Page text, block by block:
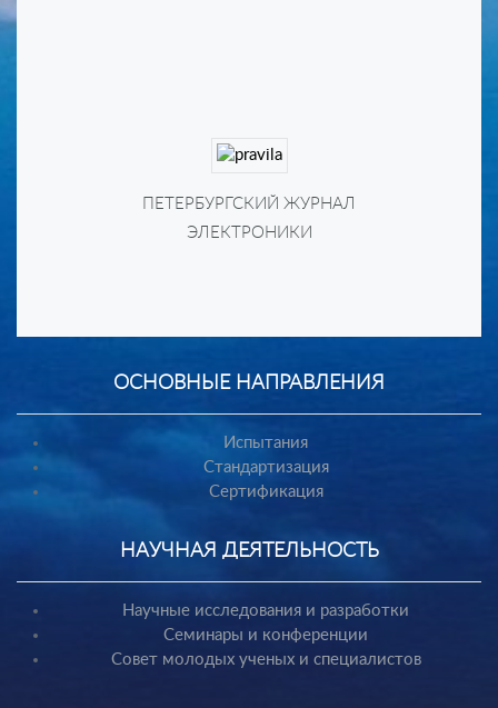
ПЕТЕРБУРГСКИЙ ЖУРНАЛ
ЭЛЕКТРОНИКИ
Выпуски за 2018 год
Правила опубликования
Подписка
Архив
ОСНОВНЫЕ НАПРАВЛЕНИЯ
Испытания
Стандартизация
Сертификация
НАУЧНАЯ ДЕЯТЕЛЬНОСТЬ
Научные исследования и разработки
Семинары и конференции
Совет молодых ученых и специалистов